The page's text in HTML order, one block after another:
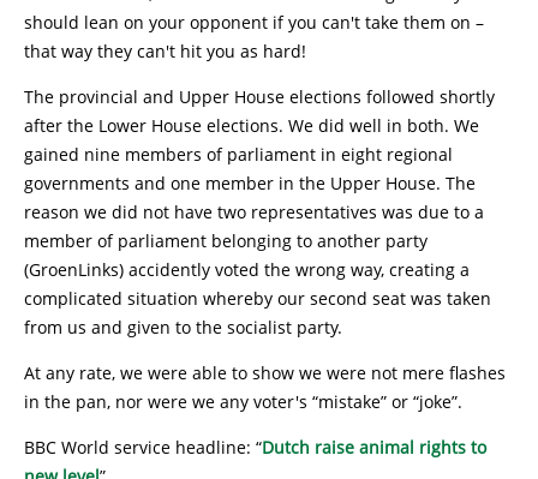
should lean on your opponent if you can't take them on –
that way they can't hit you as hard!
The provincial and Upper House elections followed shortly
after the Lower House elections. We did well in both. We
gained nine members of parliament in eight regional
governments and one member in the Upper House. The
reason we did not have two representatives was due to a
member of parliament belonging to another party
(GroenLinks) accidently voted the wrong way, creating a
complicated situation whereby our second seat was taken
from us and given to the socialist party.
At any rate, we were able to show we were not mere flashes
in the pan, nor were we any voter's “mistake” or “joke”.
BBC World service headline: “Dutch raise animal rights to